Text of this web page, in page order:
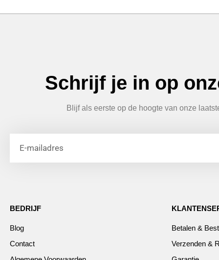
Schrijf je in op
Blijf als eerste op de hoogte van onze
BEDRIJF
Blog
Contact
Betalen &
Verzenden &